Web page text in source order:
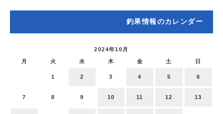
釣果情報のカレンダー
2024年10月
月
火 水 木 金 土 日
1 2 3 4 5 6
7 8 9 10 11 12 13